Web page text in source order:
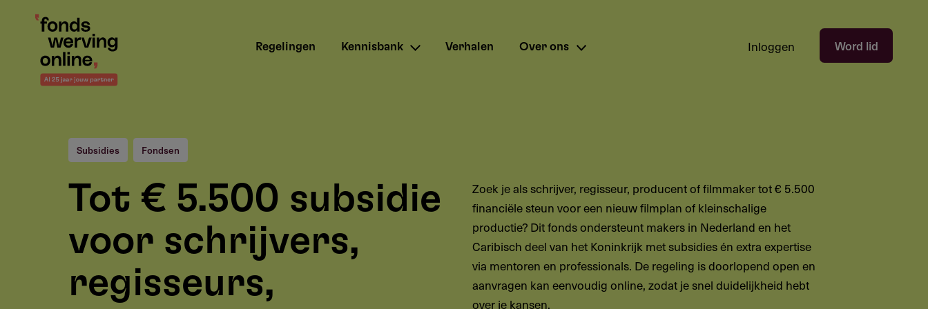
Overslaan
HoofdnavigatieRegelingen Kennisbank Verhalen Over ons
Hoofdnavigatie
gebruikersectie
Inloggen Word lid
Subsidies Fondsen
Tot € 5.500 subsidie
voor schrijvers,
regisseurs,
Zoek je als schrijver, regisseur, producent of filmmaker tot € 5.500
financiële steun voor een nieuw filmplan of kleinschalige
productie? Dit fonds ondersteunt makers in Nederland en het
Caribisch deel van het Koninkrijk met subsidies én extra expertise
via mentoren en professionals. De regeling is doorlopend open en
aanvragen kan eenvoudig online, zodat je snel duidelijkheid hebt
over je kansen.